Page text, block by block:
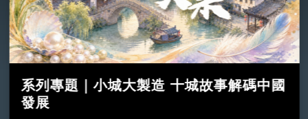
系列專題｜小城大製造 十城故事解碼中國
發展